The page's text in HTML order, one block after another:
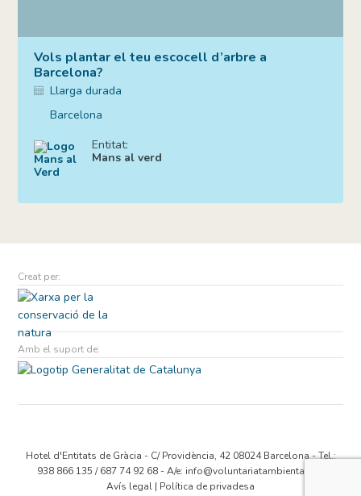
Vols plantar el teu escocell d’arbre a
Barcelona?
Llarga durada
Barcelona
Entitat:
Mans al verd
Creat per:
Amb el suport de:
Hotel d'Entitats de Gràcia - C/ Providència, 42 08024 Barcelona - Tel.:
938 866 135 / 687 74 92 68 - A/e: info@voluntariatambiental.cat
Avís legal | Política de privadesa